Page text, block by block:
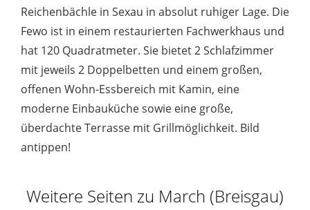
Reichenbächle in Sexau in absolut ruhiger Lage. Die
Fewo ist in einem restaurierten Fachwerkhaus und
hat 120 Quadratmeter. Sie bietet 2 Schlafzimmer
mit jeweils 2 Doppelbetten und einem großen,
offenen Wohn-Essbereich mit Kamin, eine
moderne Einbauküche sowie eine große,
überdachte Terrasse mit Grillmöglichkeit. Bild
antippen!
Weitere Seiten zu March (Breisgau)